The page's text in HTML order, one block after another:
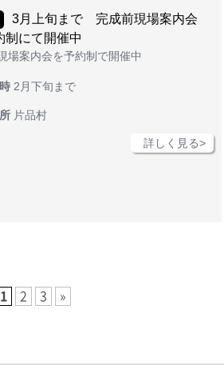
3月上旬まで 完成前現場案内会
制にて開催中
場案内会を予約制で開催中
2月下旬まで
片品村
詳しく見る>
1 2 3 »